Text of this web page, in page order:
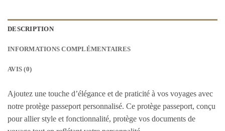
DESCRIPTION
INFORMATIONS COMPLÉMENTAIRES
AVIS (0)
Ajoutez une touche d’élégance et de praticité à vos voyages avec
notre protège passeport personnalisé. Ce protège passeport, conçu
pour allier style et fonctionnalité, protège vos documents de